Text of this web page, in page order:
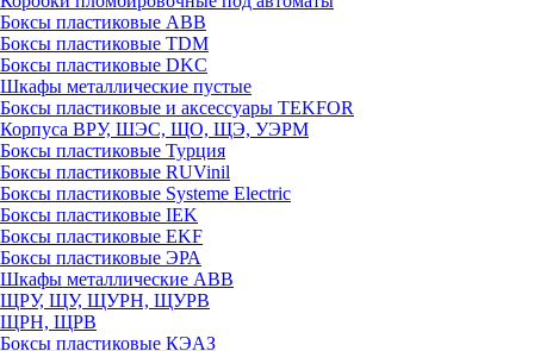
Боксы пластиковые ABB
Боксы пластиковые TDM
Боксы пластиковые DKC
Шкафы металлические пустые
Боксы пластиковые и аксессуары TEKFOR
Корпуса ВРУ, ШЭС, ЩО, ЩЭ, УЭРМ
Боксы пластиковые Турция
Боксы пластиковые RUVinil
Боксы пластиковые Systeme Electric
Боксы пластиковые IEK
Боксы пластиковые EKF
Боксы пластиковые ЭРА
Шкафы металлические ABB
ЩРУ, ЩУ, ЩУРН, ЩУРВ
ЩРН, ЩРВ
Боксы пластиковые КЭАЗ